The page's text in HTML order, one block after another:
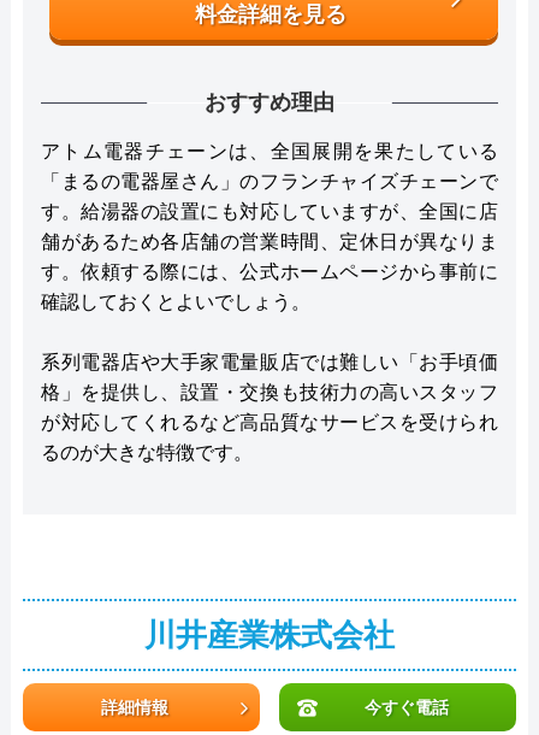
料金詳細を見る
おすすめ理由
アトム電器チェーンは、全国展開を果たしている
「まるの電器屋さん」のフランチャイズチェーンで
す。給湯器の設置にも対応していますが、全国に店
舗があるため各店舗の営業時間、定休日が異なりま
す。依頼する際には、公式ホームページから事前に
確認しておくとよいでしょう。
系列電器店や大手家電量販店では難しい「お手頃価
格」を提供し、設置・交換も技術力の高いスタッフ
が対応してくれるなど高品質なサービスを受けられ
るのが大きな特徴です。
川井産業株式会社
詳細情報 今すぐ電話